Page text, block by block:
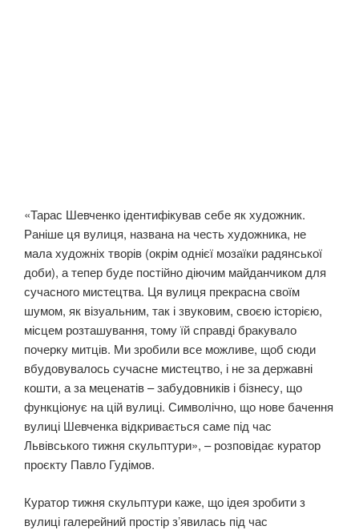
«Тарас Шевченко ідентифікував себе як художник.
Раніше ця вулиця, названа на честь художника, не
мала художніх творів (окрім однієї мозаїки радянської
доби), а тепер буде постійно діючим майданчиком для
сучасного мистецтва. Ця вулиця прекрасна своїм
шумом, як візуальним, так і звуковим, своєю історією,
місцем розташування, тому їй справді бракувало
почерку митців. Ми зробили все можливе, щоб сюди
вбудовувалось сучасне мистецтво, і не за державні
кошти, а за меценатів – забудовників і бізнесу, що
функціонує на цій вулиці. Символічно, що нове бачення
вулиці Шевченка відкривається саме під час
Львівського тижня скульптури», – розповідає куратор
проєкту Павло Гудімов.
Куратор тижня скульптури каже, що ідея зробити з
вулиці галерейний простір зʼявилась під час